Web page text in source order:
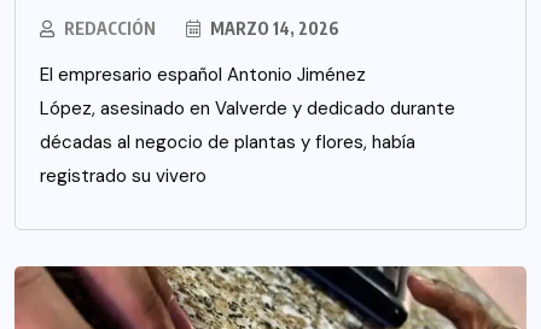
REDACCIÓN MARZO 14, 2026
El empresario español Antonio Jiménez
López, asesinado en Valverde y dedicado durante
décadas al negocio de plantas y flores, había
registrado su vivero